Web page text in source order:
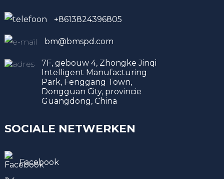
+8613824396805
bm@bmspd.com
7F, gebouw 4, Zhongke Jinqi
Intelligent Manufacturing
Park, Fenggang Town,
Dongguan City, provincie
Guangdong, China
SOCIALE NETWERKEN
Facebook